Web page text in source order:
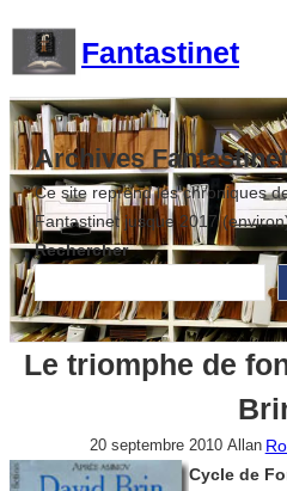
contenu
Fantastinet
Archives
Ce site reprend les chroniques
Fantastinet jusque 2017
Rechercher
Le triomphe de
20 septembre 2010 Allan
Cycle de